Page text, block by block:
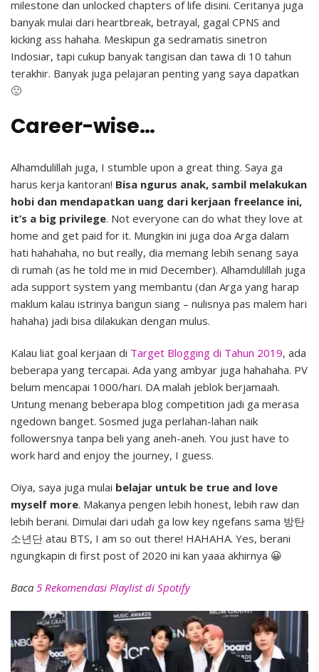
milestone dan unlocked chapters of life disini. Ceritanya juga
banyak mulai dari heartbreak, betrayal, gagal CPNS and
kicking ass hahaha. Meskipun ga sedramatis sinetron
Indosiar, tapi cukup banyak tangisan dan tawa di 10 tahun
terakhir. Banyak juga pelajaran penting yang saya dapatkan
🙂
Career-wise…
Alhamdulillah juga, I stumble upon a great thing. Saya ga
harus kerja kantoran! Bisa ngurus anak, sambil melakukan
hobi dan mendapatkan uang dari kerjaan freelance ini,
it’s a big privilege. Not everyone can do what they love at
home and get paid for it. Mungkin ini juga doa Arga dalam
hati hahahaha, no but really, dia memang lebih senang saya
di rumah (as he told me in mid December). Alhamdulillah juga
ada support system yang membantu (dan Arga yang harap
maklum kalau istrinya bangun siang – nulisnya pas malem hari
hahaha) jadi bisa dilakukan dengan mulus.
Kalau liat goal kerjaan di Target Blogging di Tahun 2019, ada
beberapa yang tercapai. Ada yang ambyar juga hahahaha. PV
belum mencapai 1000/hari. DA malah jeblok berjamaah.
Untung menang beberapa blog competition jadi ga merasa
ngedown banget. Sosmed juga perlahan-lahan naik
followersnya tanpa beli yang aneh-aneh. You just have to
work hard and enjoy the journey, I guess.
Oiya, saya juga mulai belajar untuk be true and love
myself more. Makanya pengen lebih honest, lebih raw dan
lebih berani. Dimulai dari udah ga low key ngefans sama 방탄
소년단 atau BTS, I am so out there! HAHAHA. Yes, berani
ngungkapin di first post of 2020 ini kan yaaa akhirnya 😀
Baca 5 Rekomendasi Playlist di Spotify